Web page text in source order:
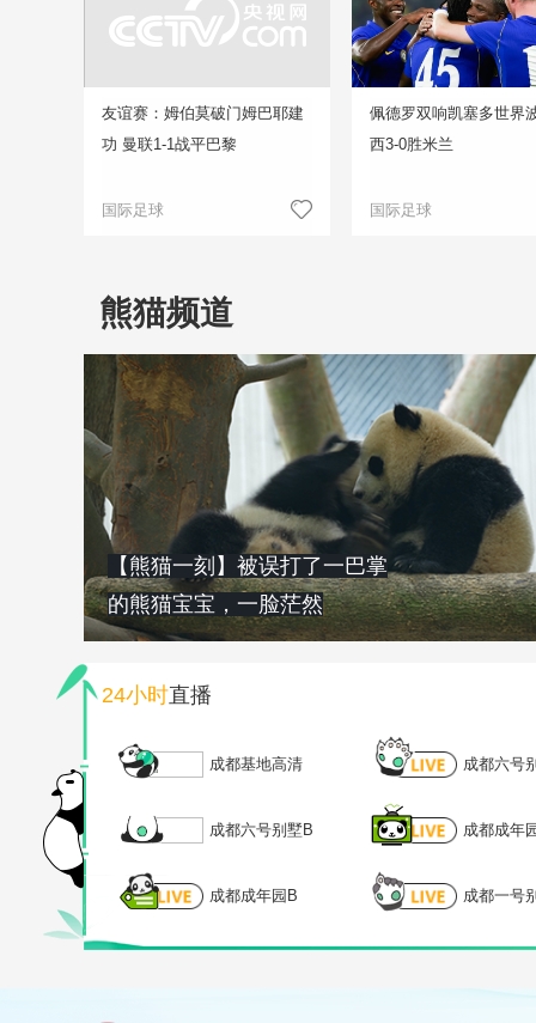
友谊赛：姆伯莫破门姆巴耶建
功 曼联1-1战平巴黎
国际足球
佩德罗双响凯塞多世界
西3-0胜米兰
国际足球
熊猫频道
【熊猫一刻】被误打了一巴掌
的熊猫宝宝，一脸茫然
24小时直播
成都基地高清 成都六号
成都六号别墅B 成都成年
成都成年园B 成都一号